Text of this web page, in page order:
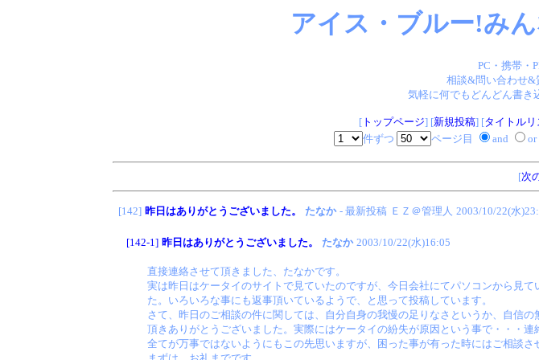
アイス・ブルー!み
PC・携帯・
相談&問い合わせ
気軽に何でもどんどん書
[トップページ] [新規投稿] [タイトルリ
件ずつ
ページ目 and or
[次
[142] 昨日はありがとうございました。 たなか - 最新投稿 ＥＺ＠管理人 2003/10/22(水
[142-1] 昨日はありがとうございました。 たなか 2003/10/22(水)16:05
直接連絡させて頂きました、たなかです。
実は昨日はケータイのサイトで見ていたのですが、今日会社にてパソコンから見
た。いろいろな事にも返事頂いているようで、と思って投稿しています。
さて、昨日のご相談の件に関しては、自分自身の我慢の足りなさというか、自信
頂きありがとうございました。実際にはケータイの紛失が原因という事で・・・連
全てが万事ではないようにもこの先思いますが、困った事が有った時にはご相談さ